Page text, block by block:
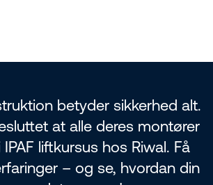
betyder sikkerhed alt.
at alle deres montører
liftkursus hos Riwal. Få
– og se, hvordan din